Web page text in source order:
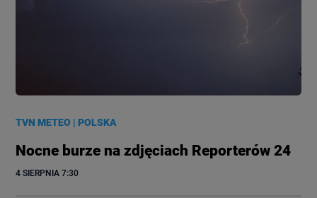
TVN METEO |POLSKA
Nocne burze na zdjęciach Reporterów 24
4 SIERPNIA 7:30